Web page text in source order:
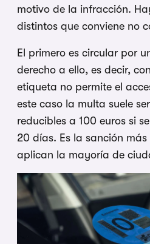
motivo de la infracción.
distintos que conviene no
El primero es circular por
derecho a ello, es decir,
etiqueta no permite el
este caso la multa suele
reducibles a 100 euros si
20 días. Es la sanción
aplican la mayoría de